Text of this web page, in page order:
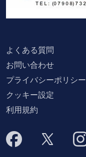
よくある質問
お問い合わせ
プライバシーポリシー
クッキー設定
利用規約